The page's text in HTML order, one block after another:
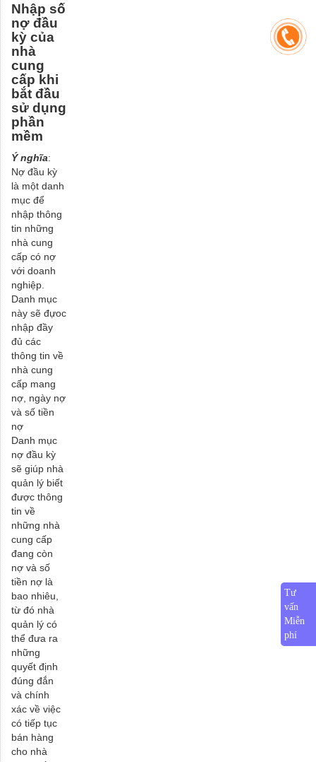
Nhập số
nợ đầu
kỳ của
nhà
cung
cấp khi
bắt đầu
sử dụng
phần
mềm
Ý nghĩa:
Nợ đầu kỳ
là một danh
mục để
nhập thông
tin những
nhà cung
cấp có nợ
với doanh
nghiệp.
Danh mục
này sẽ đựoc
nhập đầy
đủ các
thông tin về
nhà cung
cấp mang
nợ, ngày nợ
và số tiền
nợ
Danh mục
nợ đầu kỳ
sẽ giúp nhà
quản lý biết
được thông
tin về
những nhà
cung cấp
đang còn
nợ và số
tiền nợ là
bao nhiêu,
từ đó nhà
quản lý có
thể đưa ra
những
quyết định
đúng đắn
và chính
xác về việc
có tiếp tục
bán hàng
cho nhà
Tư
vấn
Miễn
phí